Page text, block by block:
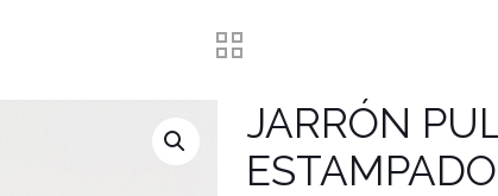
JARRÓN